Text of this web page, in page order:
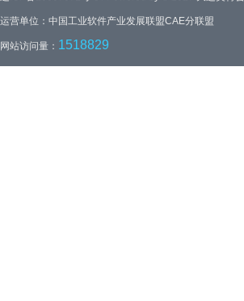
运营单位：中国工业软件产业发展联盟CAE分联盟
网站访问量： 1518829